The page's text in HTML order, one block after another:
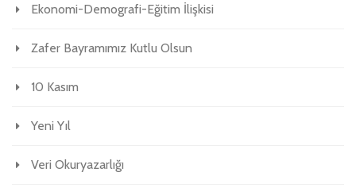
Ekonomi-Demografi-Eğitim İlişkisi
Zafer Bayramımız Kutlu Olsun
10 Kasım
Yeni Yıl
Veri Okuryazarlığı